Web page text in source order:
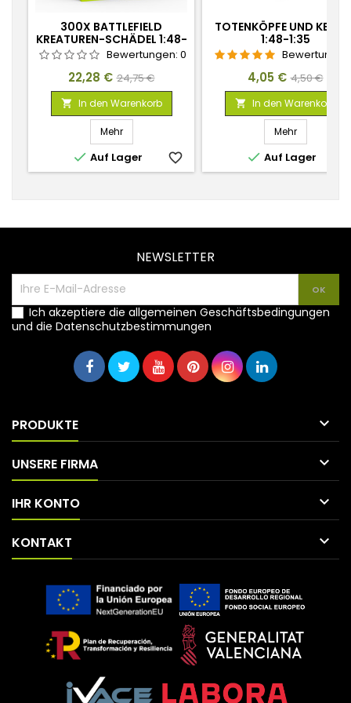
300X BATTLEFIELD
KREATUREN-SCHÄDEL 1:48-
1:35
Bewertungen: 0
Preis
22,28 € Verkaufspreis
24,75 €
 In den Warenkorb
Mehr
 Auf Lager favorite_border
TOTENKÖPFE UND
1:48-1:35
Preis
4,05 € 4,50 €
 In den Warenkorb
Mehr
 Auf Lager
NEWSLETTER
Ich akzeptiere die allgemeinen Geschäftsbedingungen
und die Datenschutzbestimmungen
PRODUKTE 
UNSERE FIRMA 
IHR KONTO 
KONTAKT 